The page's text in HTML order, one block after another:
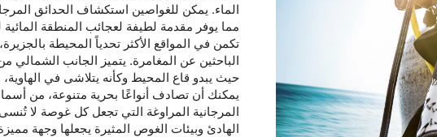
الماء. يمكن للغواصين استكشاف الحدائق
مما يوفر مقدمة لطيفة لعجائب المنطقة المائية
تكمن في المواقع الأكثر تحدياً المحيطة
الباحثين عن المغامرة. يتميز الجانب الشمالي
حيث يبدو قاع المحيط وكأنه يتلاشى في
يمكنك أن تصادف أنواعًا بحرية متنوعة، من
المرجانية المراوغة التي تجعل كل غوصة لا
الهادئ وبيئات الغوص المثيرة يجعلها وجهة